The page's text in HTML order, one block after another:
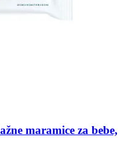
maramice za bebe,